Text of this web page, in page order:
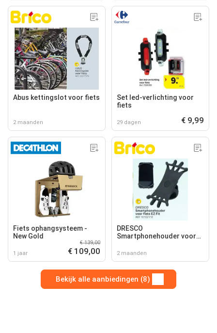
Abus kettingslot voor fiets
2 maanden
Set led-verlichting voor
fiets
29 dagen € 9,99
Fiets ophangsysteem -
New Gold
1 jaar
€ 139,00
€ 109,00
DRESCO
Smartphonehouder voor
2 maanden
Bekijk alle aanbiedingen (8)